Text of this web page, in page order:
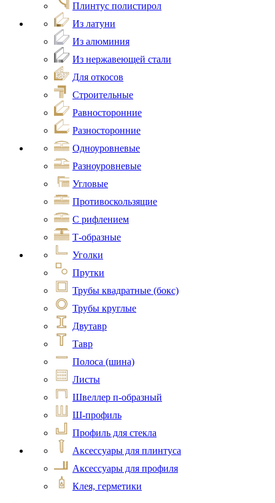
Плинтус полистирол
Из латуни
Из алюминия
Из нержавеющей стали
Для откосов
Строительные
Равносторонние
Разносторонние
Одноуровневые
Разноуровневые
Угловые
Противоскользящие
С рифлением
Т-образные
Уголки
Прутки
Трубы квадратные (бокс)
Трубы круглые
Двутавр
Тавр
Полоса (шина)
Листы
Швеллер п-образный
Ш-профиль
Профиль для стекла
Аксессуары для плинтуса
Аксессуары для профиля
Клея, герметики